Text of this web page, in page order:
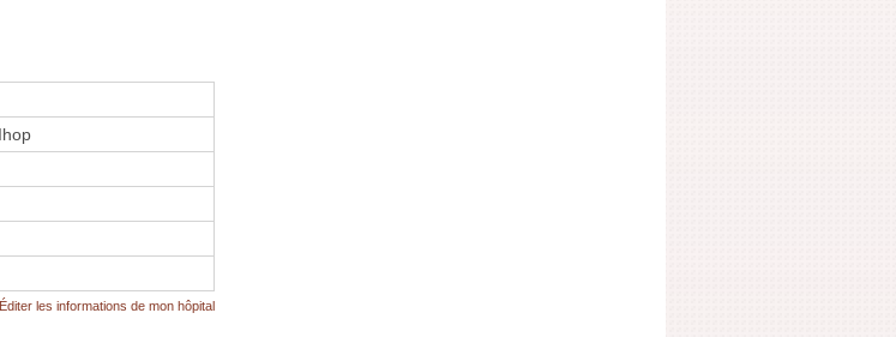
Éditer les informations de mon hôpital